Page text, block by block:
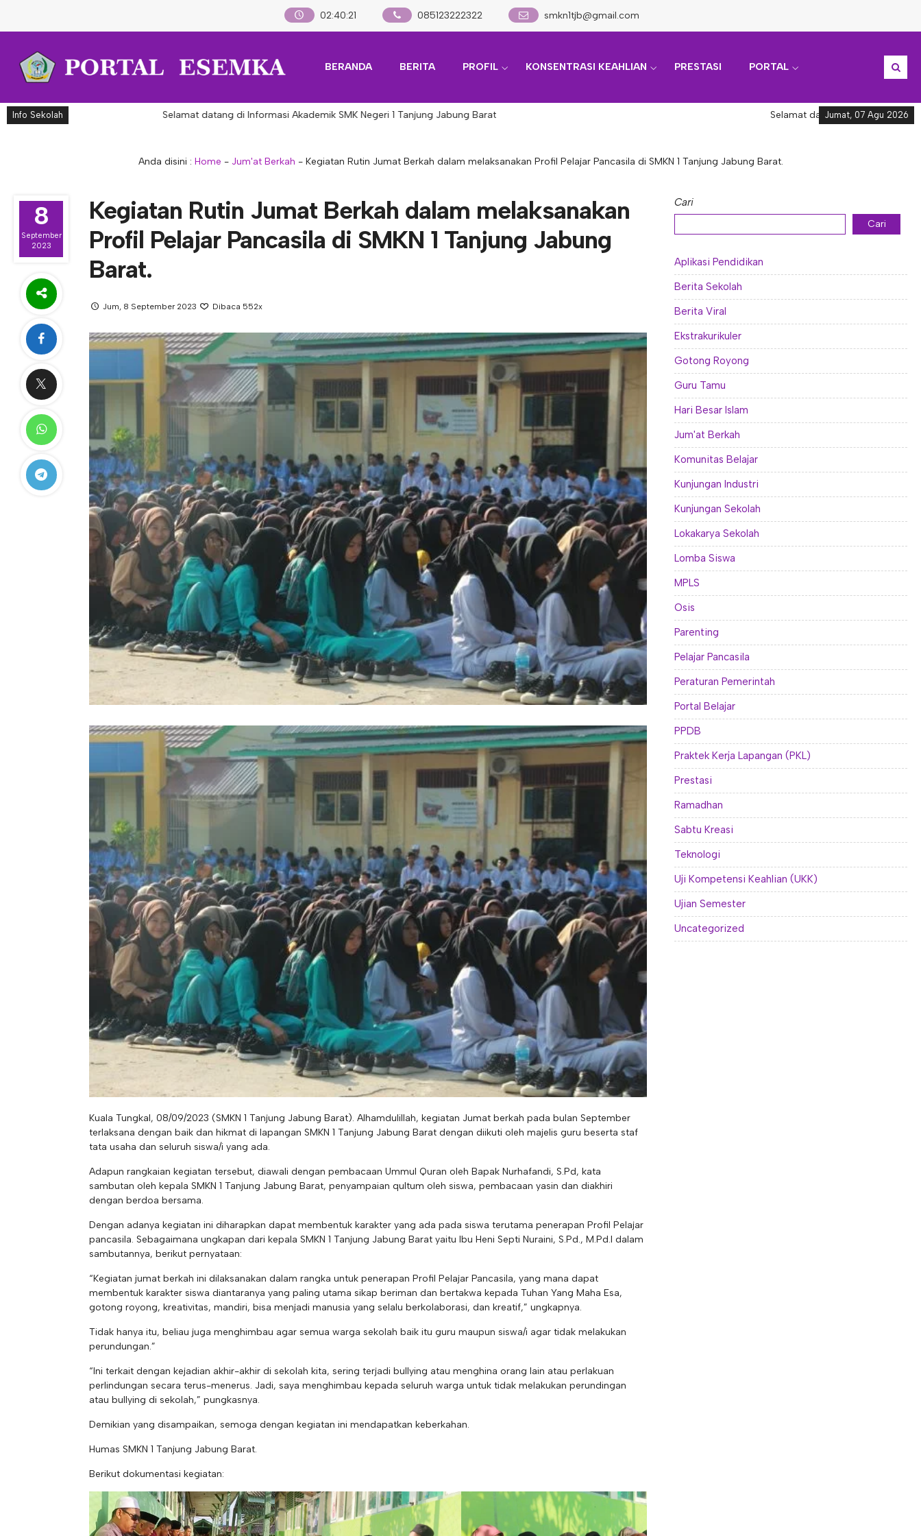
02:40:21 085123222322 smkn1tjb@gmail.com
BERANDA BERITA PROFIL KONSENTRASI KEAHLIAN PRESTASI PORTAL
Info Sekolah Jumat, 07 Agu 2026
Selamat datang di Informasi
Selamat datang di Informasi Akademik SMK Negeri 1 Tanjung Jabung Barat
Anda disini : Home - Jum'at Berkah - Kegiatan Rutin Jumat Berkah dalam melaksanakan Profil Pelajar Pancasila di SMKN 1 Tanjung Jabung Barat.
8
September
2023
Kegiatan Rutin Jumat Berkah dalam melaksanakan
Profil Pelajar Pancasila di SMKN 1 Tanjung Jabung
Barat.
Jum, 8 September 2023 Dibaca 552x
Kuala Tungkal, 08/09/2023 (SMKN 1 Tanjung Jabung Barat). Alhamdulillah, kegiatan Jumat berkah pada bulan September
terlaksana dengan baik dan hikmat di lapangan SMKN 1 Tanjung Jabung Barat dengan diikuti oleh majelis guru beserta staf
tata usaha dan seluruh siswa/i yang ada.
Adapun rangkaian kegiatan tersebut, diawali dengan pembacaan Ummul Quran oleh Bapak Nurhafandi, S.Pd, kata
sambutan oleh kepala SMKN 1 Tanjung Jabung Barat, penyampaian qultum oleh siswa, pembacaan yasin dan diakhiri
dengan berdoa bersama.
Dengan adanya kegiatan ini diharapkan dapat membentuk karakter yang ada pada siswa terutama penerapan Profil Pelajar
pancasila. Sebagaimana ungkapan dari kepala SMKN 1 Tanjung Jabung Barat yaitu Ibu Heni Septi Nuraini, S.Pd., M.Pd.I dalam
sambutannya, berikut pernyataan:
“Kegiatan jumat berkah ini dilaksanakan dalam rangka untuk penerapan Profil Pelajar Pancasila, yang mana dapat
membentuk karakter siswa diantaranya yang paling utama sikap beriman dan bertakwa kepada Tuhan Yang Maha Esa,
gotong royong, kreativitas, mandiri, bisa menjadi manusia yang selalu berkolaborasi, dan kreatif,” ungkapnya.
Tidak hanya itu, beliau juga menghimbau agar semua warga sekolah baik itu guru maupun siswa/i agar tidak melakukan
perundungan.”
“Ini terkait dengan kejadian akhir-akhir di sekolah kita, sering terjadi bullying atau menghina orang lain atau perlakuan
perlindungan secara terus-menerus. Jadi, saya menghimbau kepada seluruh warga untuk tidak melakukan perundingan
atau bullying di sekolah,” pungkasnya.
Demikian yang disampaikan, semoga dengan kegiatan ini mendapatkan keberkahan.
Humas SMKN 1 Tanjung Jabung Barat.
Berikut dokumentasi kegiatan:
Cari
Cari
Aplikasi Pendidikan
Berita Sekolah
Berita Viral
Ekstrakurikuler
Gotong Royong
Guru Tamu
Hari Besar Islam
Jum'at Berkah
Komunitas Belajar
Kunjungan Industri
Kunjungan Sekolah
Lokakarya Sekolah
Lomba Siswa
MPLS
Osis
Parenting
Pelajar Pancasila
Peraturan Pemerintah
Portal Belajar
PPDB
Praktek Kerja Lapangan (PKL)
Prestasi
Ramadhan
Sabtu Kreasi
Teknologi
Uji Kompetensi Keahlian (UKK)
Ujian Semester
Uncategorized